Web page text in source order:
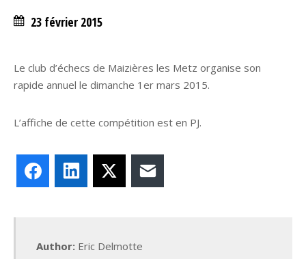
23 février 2015
Le club d’échecs de Maizières les Metz organise son
rapide annuel le dimanche 1er mars 2015.
L’affiche de cette compétition est en PJ.
FacebookLinkedIn
Author: Eric Delmotte